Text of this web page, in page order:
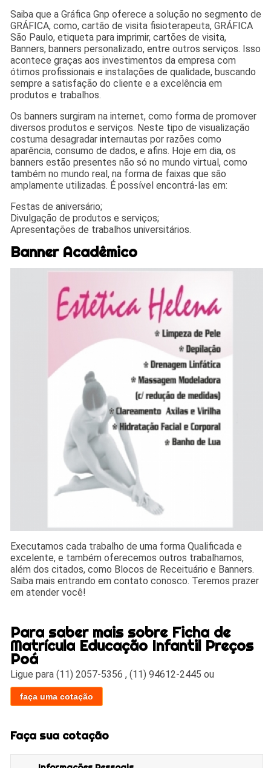
Saiba que a Gráfica Gnp oferece a solução no segmento de
GRÁFICA, como, cartão de visita fisioterapeuta, GRÁFICA
São Paulo, etiqueta para imprimir, cartões de visita,
Banners, banners personalizado, entre outros serviços. Isso
acontece graças aos investimentos da empresa com
ótimos profissionais e instalações de qualidade, buscando
sempre a satisfação do cliente e a excelência em
produtos e trabalhos.
Os banners surgiram na internet, como forma de promover
diversos produtos e serviços. Neste tipo de visualização
costuma desagradar internautas por razões como
aparência, consumo de dados, e afins. Hoje em dia, os
banners estão presentes não só no mundo virtual, como
também no mundo real, na forma de faixas que são
amplamente utilizadas. É possível encontrá-las em:
Festas de aniversário;
Divulgação de produtos e serviços;
Apresentações de trabalhos universitários.
Banner Acadêmico
Executamos cada trabalho de uma forma Qualificada e
excelente, e também oferecemos outros trabalhamos,
além dos citados, como Blocos de Receituário e Banners.
Saiba mais entrando em contato conosco. Teremos prazer
em atender você!
Para saber mais sobre Ficha de
Matrícula Educação Infantil Preços
Poá
Ligue para(11) 2057-5356 ,(11) 94612-2445 ou
faça uma cotação
Faça sua cotação